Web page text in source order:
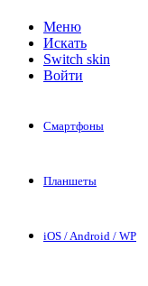
Меню
Искать
Switch skin
Войти
Смартфоны
Планшеты
iOS / Android / WP